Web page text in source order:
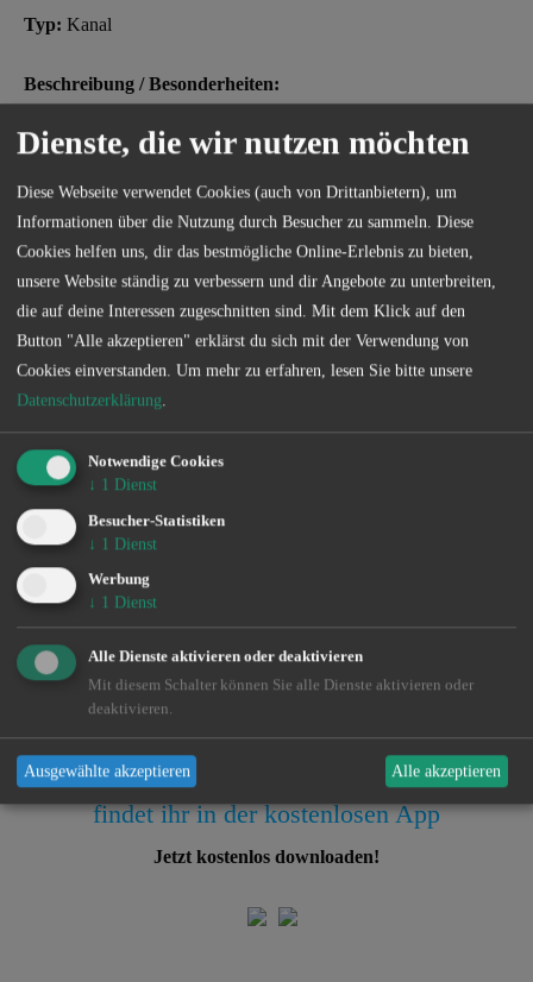
Typ: Kanal
Beschreibung / Besonderheiten:
Schonzeiten befischt werden.
Sonder­bestimmungen
Die genauen Sonderbestimmungen eines jeden Gewässers
können Sie kostenlos in unserer App einsehen.
Verein
bewirtschaftet. Für weitere Informationen zu den
App herunter.
Verein
Alle Informationen und Sonderbestimmungen
findet ihr in der kostenlosen App
Jetzt kostenlos downloaden!
Dienste, die wir nutzen möchten
Diese Webseite verwendet Cookies (auch von Drittanbietern), um
Informationen über die Nutzung durch Besucher zu sammeln. Diese
Cookies helfen uns, dir das bestmögliche Online-Erlebnis zu bieten,
unsere Website ständig zu verbessern und dir Angebote zu unterbreiten,
die auf deine Interessen zugeschnitten sind. Mit dem Klick auf den
Button "Alle akzeptieren" erklärst du sich mit der Verwendung von
Cookies einverstanden. Um mehr zu erfahren, lesen Sie bitte unsere
Datenschutzerklärung.
Notwendige Cookies
↓ 1 Dienst
Besucher-Statistiken
↓ 1 Dienst
Werbung
↓ 1 Dienst
Alle Dienste aktivieren oder deaktivieren
Mit diesem Schalter können Sie alle Dienste aktivieren oder
deaktivieren.
Ausgewählte akzeptieren Alle akzeptieren